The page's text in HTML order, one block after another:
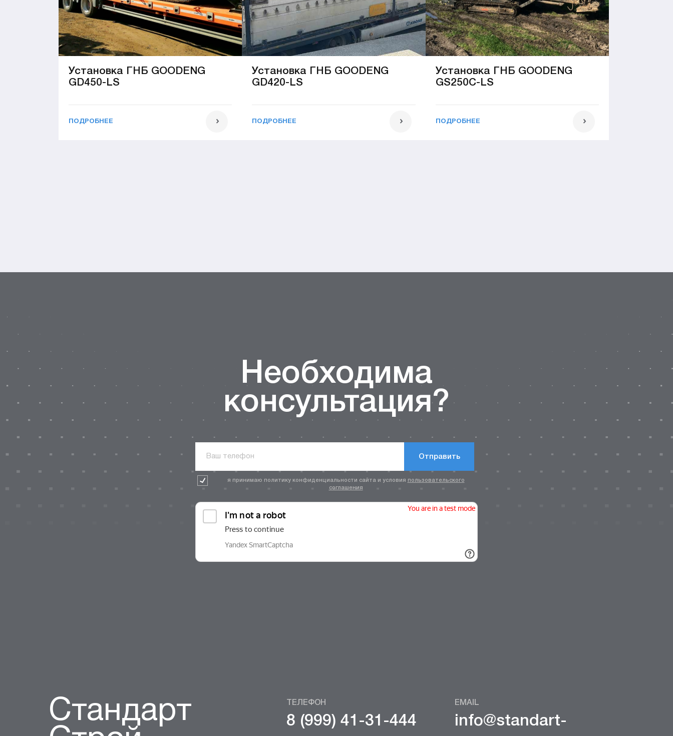
Установка ГНБ GOODENG
GD450-LS
ПОДРОБНЕЕ
Установка ГНБ GOODENG
GD420-LS
ПОДРОБНЕЕ
Установка ГНБ GOODENG
GS250C-LS
ПОДРОБНЕЕ
Необходима
консультация?
Отправить
я принимаю политику конфиденциальности сайта и условия пользовательского
соглашения
Стандарт
ТЕЛЕФОН
8 (999) 41-31-444
EMAIL
info@standart-